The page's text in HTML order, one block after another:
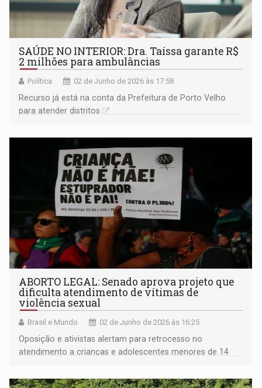
SAÚDE NO INTERIOR: Dra. Taíssa garante R$
2 milhões para ambulâncias
Política 02 de Junho de 2026 às 17:58
Recurso já está na conta da Prefeitura de Porto Velho
para atender distritos
ABORTO LEGAL: Senado aprova projeto que
dificulta atendimento de vítimas de
violência sexual
Brasil e Mundo 02 de Junho de 2026 às 16:25
Oposição e ativistas alertam para retrocesso no
atendimento a crianças e adolescentes menores de 14